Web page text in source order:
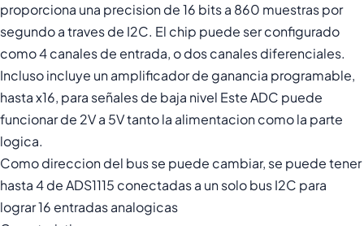
proporciona una precision de 16 bits a 860 muestras por
segundo a traves de I2C. El chip puede ser configurado
como 4 canales de entrada, o dos canales diferenciales.
Incluso incluye un amplificador de ganancia programable,
hasta x16, para señales de baja nivel Este ADC puede
funcionar de 2V a 5V tanto la alimentacion como la parte
logica.
Como direccion del bus se puede cambiar, se puede tener
hasta 4 de ADS1115 conectadas a un solo bus I2C para
lograr 16 entradas analogicas